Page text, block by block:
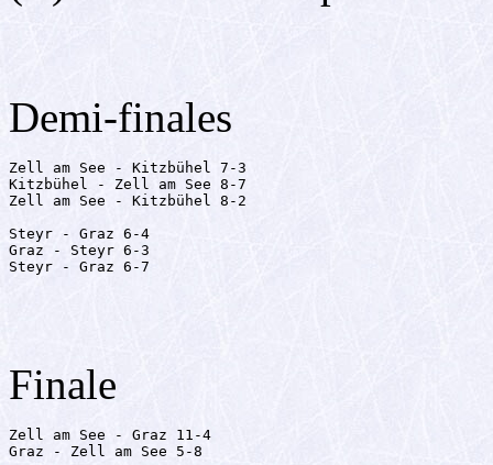
Demi-finales
Zell am See - Kitzbühel 7-3
Kitzbühel - Zell am See 8-7
Zell am See - Kitzbühel 8-2
Steyr - Graz 6-4
Graz - Steyr 6-3
Steyr - Graz 6-7
Finale
Zell am See - Graz 11-4
Graz - Zell am See 5-8